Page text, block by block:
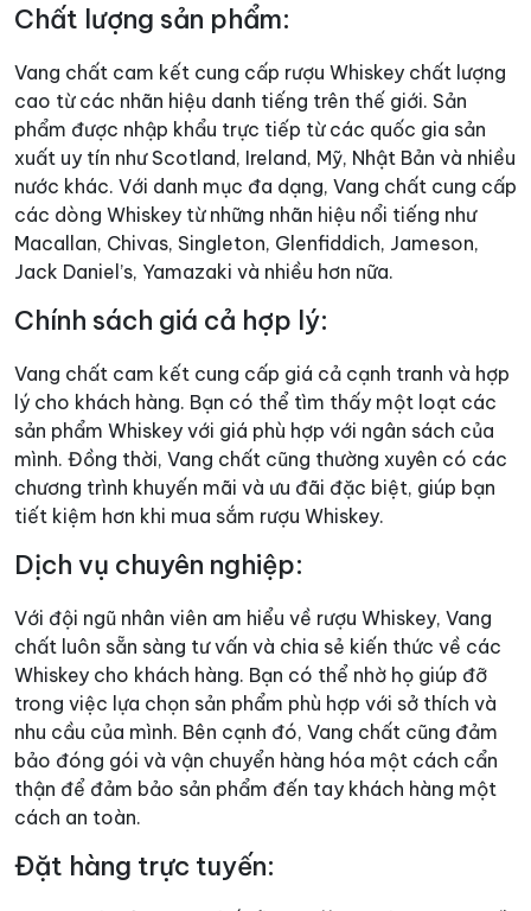
Chất lượng sản phẩm:
Vang chất cam kết cung cấp rượu Whiskey chất lượng
cao từ các nhãn hiệu danh tiếng trên thế giới. Sản
phẩm được nhập khẩu trực tiếp từ các quốc gia sản
xuất uy tín như Scotland, Ireland, Mỹ, Nhật Bản và nhiều
nước khác. Với danh mục đa dạng, Vang chất cung cấp
các dòng Whiskey từ những nhãn hiệu nổi tiếng như
Macallan, Chivas, Singleton, Glenfiddich, Jameson,
Jack Daniel’s, Yamazaki và nhiều hơn nữa.
Chính sách giá cả hợp lý:
Vang chất cam kết cung cấp giá cả cạnh tranh và hợp
lý cho khách hàng. Bạn có thể tìm thấy một loạt các
sản phẩm Whiskey với giá phù hợp với ngân sách của
mình. Đồng thời, Vang chất cũng thường xuyên có các
chương trình khuyến mãi và ưu đãi đặc biệt, giúp bạn
tiết kiệm hơn khi mua sắm rượu Whiskey.
Dịch vụ chuyên nghiệp:
Với đội ngũ nhân viên am hiểu về rượu Whiskey, Vang
chất luôn sẵn sàng tư vấn và chia sẻ kiến thức về các
Whiskey cho khách hàng. Bạn có thể nhờ họ giúp đỡ
trong việc lựa chọn sản phẩm phù hợp với sở thích và
nhu cầu của mình. Bên cạnh đó, Vang chất cũng đảm
bảo đóng gói và vận chuyển hàng hóa một cách cẩn
thận để đảm bảo sản phẩm đến tay khách hàng một
cách an toàn.
Đặt hàng trực tuyến: